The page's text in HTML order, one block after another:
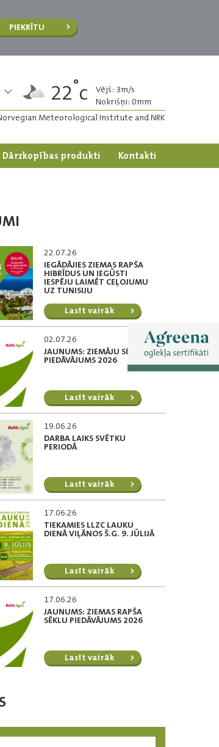
PIEKRĪTU
22°c
Vējš: 3m/s
Nokrišņi: 0mm
Meteorological Institute and NRK
Dārzkopības produkti Kontakti
22.07.26
IEGĀDĀJIES ZIEMAS RAPŠA
HIBRĪDUS UN IEGŪSTI
IESPĒJU LAIMĒT CEĻOJUMU
UZ TUNISIJU
Lasīt vairāk
02.07.26
JAUNUMS: ZIEMĀJU SĒKLU
PIEDĀVĀJUMS 2026
Lasīt vairāk
19.06.26
DARBA LAIKS SVĒTKU
PERIODĀ
Lasīt vairāk
17.06.26
TIEKAMIES LLZC LAUKU
DIENĀ VIĻĀNOS Š.G. 9. JŪLIJĀ
Lasīt vairāk
17.06.26
JAUNUMS: ZIEMAS RAPŠA
SĒKLU PIEDĀVĀJUMS 2026
Lasīt vairāk